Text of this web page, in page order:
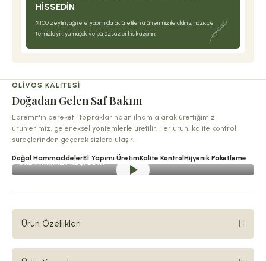
HISSEDIN
%100 zeytinyağı ile el yapımı olarak üretilen ürünlerimiz ile cildinizi nazikçe
temizleyin, yumuşak ve pürüzsüz bir his kazanın.
OLIVOS KALITESI
Doğadan Gelen Saf Bakım
Edremit'in bereketli topraklarından ilham alarak ürettiğimiz
ürünlerimiz, geleneksel yöntemlerle üretilir. Her ürün, kalite kontrol
süreçlerinden geçerek sizlere ulaşır.
Doğal HammaddelerEl Yapımı ÜretimKalite Kontrol Hijyenik Paketleme
ÜRETIMIMIZI KEŞFEDIN
Ürün Özellikleri